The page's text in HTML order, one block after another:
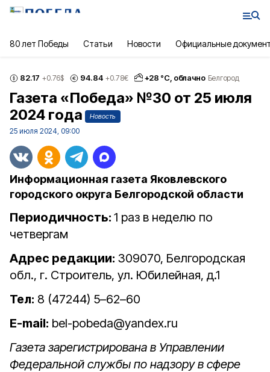
80 лет Победы Статьи Новости Официальные
82.17 +0.76$ 94.84 +0.78€ +28 °С, облачно Белгород
Газета «Победа» №30 от 25 июля
2024 года
Новость
25 июля 2024, 09:00
Информационная газета Яковлевского
городского округа Белгородской области
Периодичность: 1 раз в неделю по
четвергам
Адрес редакции: 309070, Белгородская
обл., г. Строитель, ул. Юбилейная, д.1
Тел: 8 (47244) 5–62–60
E-mail: bel-pobeda@yandex.ru
Газета зарегистрирована в Управлении
Федеральной службы по надзору в сфере